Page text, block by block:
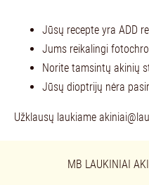
Jūsų recepte yra ADD
Jums reikalingi
Norite tamsintų akinių
Jūsų dioptrijų nėra
Užklausų laukiame
MB LAUKINIAI